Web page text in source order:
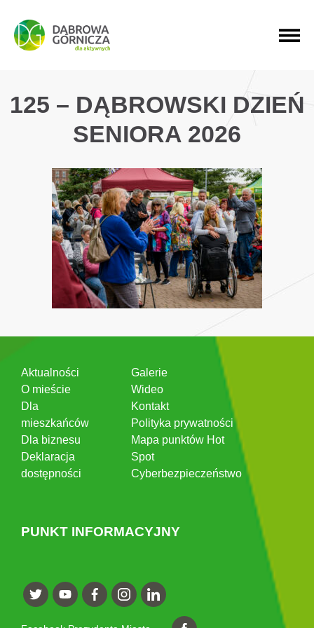
PRZEJDŹ DO MENU GŁÓWNEGO
PRZEJDŹ DO WYSZUKIWARKI
PRZEJDŹ DO TREŚCI
125 – DĄBROWSKI DZIEŃ
SENIORA 2026
Aktualności
O mieście
Dla
mieszkańców
Dla biznesu
Deklaracja
dostępności
Galerie
Wideo
Kontakt
Polityka prywatności
Mapa punktów Hot
Spot
Cyberbezpieczeństwo
PUNKT INFORMACYJNY